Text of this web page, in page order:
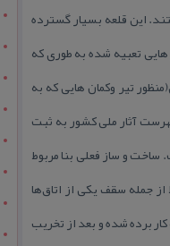
این قلعه بسیار گسترده
تعبیه شده به طوری كه
تیر وكمان هایی كه به
راهزنان را مورد حمله قرار می دادند. قلعه خویدك یزد كه به شماره ۱۳۰۲۹ در مرداد سال ۸۴ در فهرست آثار ملی كشور به ثبت
ساخت و ساز فعلی بنا مربوط
جمله سقف یكی از اتاق‌ها
برده شده و بعد از تخریب